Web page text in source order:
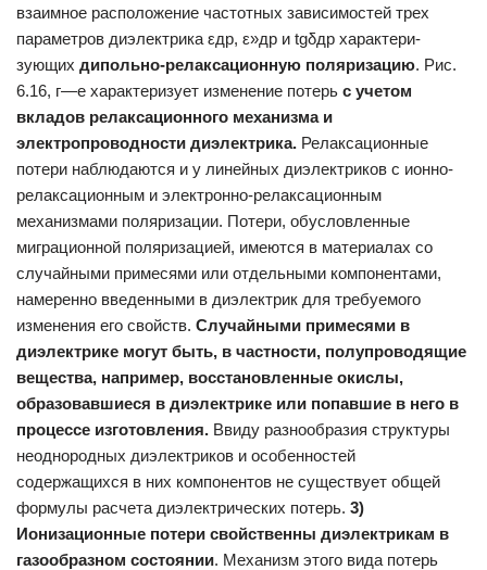
взаимное расположение частотных зави­симостей трех
параметров диэлектрика εдр, ε»др и tgδдp характери­
зующих дипольно-релаксационную поляризацию. Рис.
6.16, г—е характеризует изменение потерь с учетом
вкладов релаксационного механизма и
электропроводности диэлектрика. Релаксационные
потери наблюдаются и у линейных диэлектриков с ионно-
релаксационным и электронно-релаксационным
механизмами поляризации. Потери, обусловленные
миграционной поляризацией, имеются в материалах со
случайными примесями или отдельными компонентами,
намеренно введенными в диэлектрик для требуемого
изменения его свойств. Случайными примесями в
диэлектрике могут быть, в част­ности, полупроводящие
вещества, например, восстановленные окис­лы,
образовавшиеся в диэлектрике или попавшие в него в
процессе изготовления. Ввиду разнообразия структуры
неоднородных диэлект­риков и особенностей
содержащихся в них компонентов не существует общей
формулы расчета диэлектрических потерь. 3)
Ионизационные потери свойственны диэлектрикам в
газообразном состоянии. Механизм этого вида потерь